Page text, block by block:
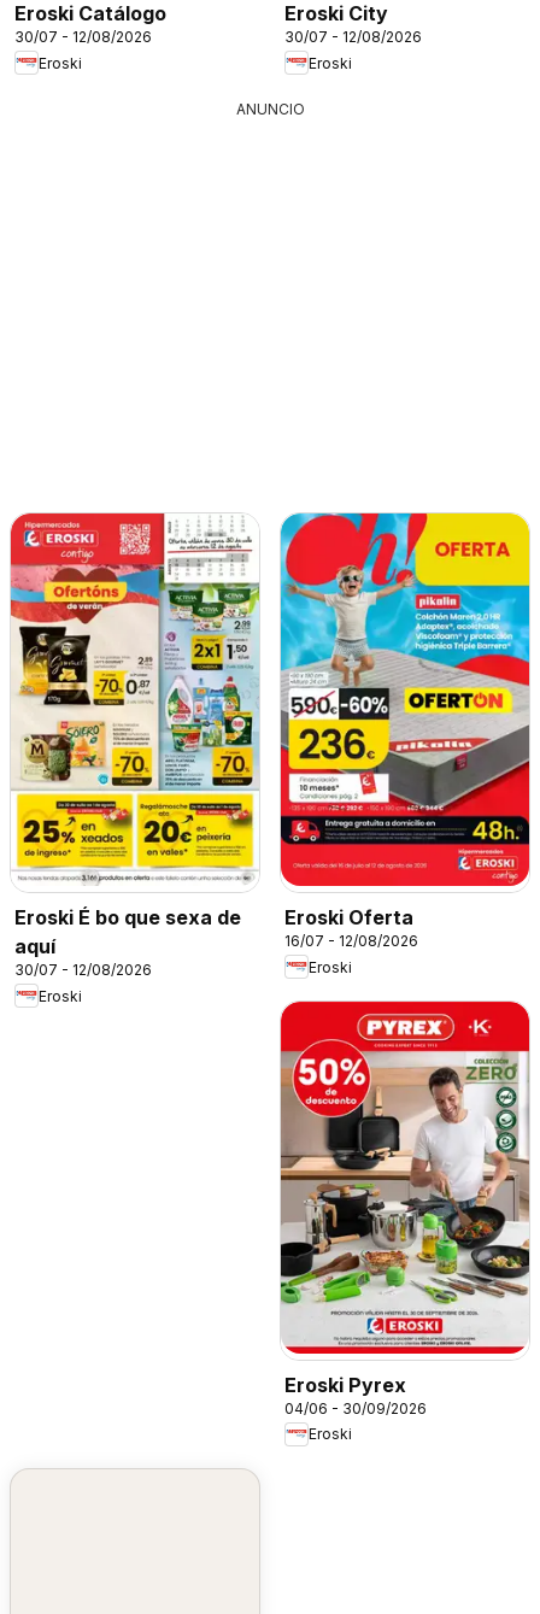
Eroski Catálogo
30/07 - 12/08/2026
Eroski
Eroski City
30/07 - 12/08/2026
Eroski
ANUNCIO
Eroski É bo que sexa de
aquí
30/07 - 12/08/2026
Eroski
Eroski Oferta
16/07 - 12/08/2026
Eroski
Eroski Pyrex
04/06 - 30/09/2026
Eroski